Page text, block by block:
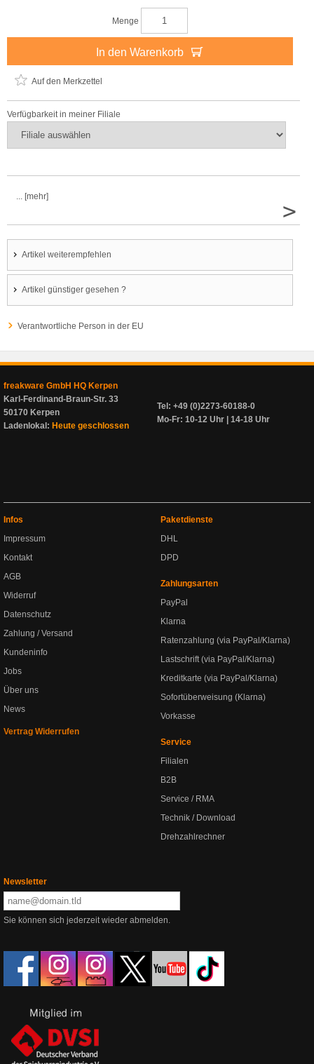
Menge
In den Warenkorb
Auf den Merkzettel
Verfügbarkeit in meiner Filiale
... [mehr]
>
Artikel weiterempfehlen
Artikel günstiger gesehen ?
Verantwortliche Person in der EU
freakware GmbH HQ Kerpen
Karl-Ferdinand-Braun-Str. 33
50170 Kerpen
Ladenlokal: Heute geschlossen
Tel: +49 (0)2273-60188-0
Mo-Fr: 10-12 Uhr | 14-18 Uhr
Infos
Impressum
Kontakt
AGB
Widerruf
Datenschutz
Zahlung / Versand
Kundeninfo
Jobs
Über uns
News
Vertrag Widerrufen
Paketdienste
DHL
DPD
Zahlungsarten
PayPal
Klarna
Ratenzahlung (via PayPal/Klarna)
Lastschrift (via PayPal/Klarna)
Kreditkarte (via PayPal/Klarna)
Sofortüberweisung (Klarna)
Vorkasse
Service
Filialen
B2B
Service / RMA
Technik / Download
Drehzahlrechner
Newsletter
Sie können sich jederzeit wieder abmelden.